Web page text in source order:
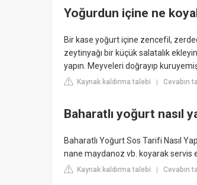
Yoğurdun içine ne
Bir kase yoğurt içine zencefil,
zeytinyağı bir küçük salatalık
yapın. Meyveleri doğrayıp
Kaynak kaldırma talebi Cevabın
Baharatlı yoğurt nasıl
Baharatlı Yoğurt Sos Tarifi Nasıl
nane maydanoz vb. koyarak servis
Kaynak kaldırma talebi Cevabın